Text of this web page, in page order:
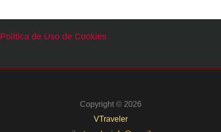
Política de Uso de Cookies
Copyright © 2026
VTraveler